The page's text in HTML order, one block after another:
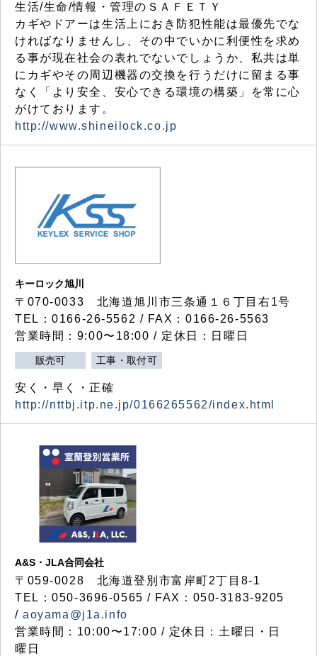
生活/生命/情報・管理のＳＡＦＥＴＹ
カギやドアーは生活上におき防犯性能は最優先でな
ければなりませんし、その中でいかに利便性を求め
る事が現在社会の表れでないでしょうか、私共は単
にカギやその周辺機器の交換を行うだけに留まる事
なく「より安全、安心できる環境の構築」を常に心
がけております。
http://www.shineilock.co.jp
キーロック旭川
〒070-0033 北海道旭川市三条通１６丁目右1号
TEL：0166-26-5562 / FAX：0166-26-5563
営業時間：9:00〜18:00 / 定休日：日曜日
販売可 工事・取付可
安く・早く・正確
http://nttbj.itp.ne.jp/0166265562/index.html
A&S・JLA合同会社
〒 059-0028 北海道登別市富岸町2丁目 8-1
TEL：050-3696-0565 / FAX：050-3183-9205
/aoyama@j1a.info
営業時間：10:00〜17:00 / 定休日：土曜日・日
曜日